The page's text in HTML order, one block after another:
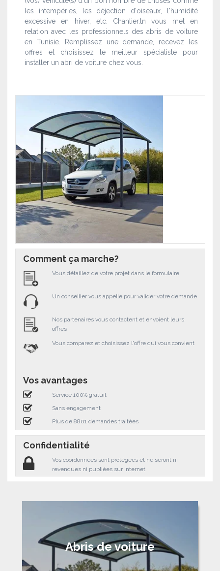
les intempéries, les déjection d'oiseaux, l'humidité
excessive en hiver, etc. Chantier.tn vous met en
relation avec les professionnels des abris de voiture
en Tunisie. Remplissez une demande, recevez les
offres et choisissez le meilleur spécialiste pour
installer un abri de voiture chez vous.
Comment ça marche?
Vous détaillez de votre projet dans le formulaire
Un conseiller vous appelle pour valider votre demande
Nos partenaires vous contactent et envoient leurs
offres
Vous comparez et choisissez l'offre qui vous convient
Vos avantages
Service 100% gratuit
Sans engagement
Plus de 8801 demandes traitées
Confidentialité
Vos coordonnées sont protégées et ne seront ni
revendues ni publiées sur Internet
Abris de voiture